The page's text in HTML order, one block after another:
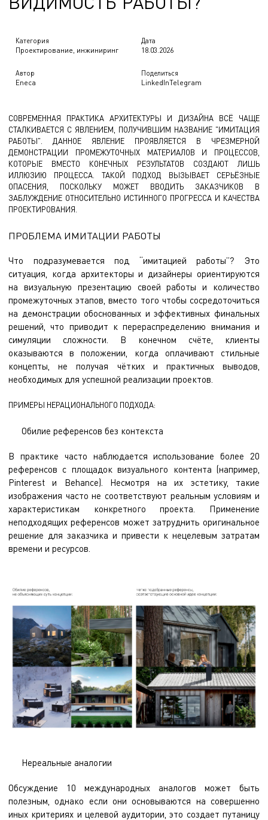
Категория
Проектирование, инжиниринг
Дата
18.03.2026
Автор
Eneca
Поделиться
LinkedInTelegram
СОВРЕМЕННАЯ ПРАКТИКА АРХИТЕКТУРЫ И ДИЗАЙНА ВСЁ ЧАЩЕ
СТАЛКИВАЕТСЯ С ЯВЛЕНИЕМ, ПОЛУЧИВШИМ НАЗВАНИЕ "ИМИТАЦИЯ
РАБОТЫ". ДАННОЕ ЯВЛЕНИЕ ПРОЯВЛЯЕТСЯ В ЧРЕЗМЕРНОЙ
ДЕМОНСТРАЦИИ ПРОМЕЖУТОЧНЫХ МАТЕРИАЛОВ И ПРОЦЕССОВ,
КОТОРЫЕ ВМЕСТО КОНЕЧНЫХ РЕЗУЛЬТАТОВ СОЗДАЮТ ЛИШЬ
ИЛЛЮЗИЮ ПРОЦЕССА. ТАКОЙ ПОДХОД ВЫЗЫВАЕТ СЕРЬЁЗНЫЕ
ОПАСЕНИЯ, ПОСКОЛЬКУ МОЖЕТ ВВОДИТЬ ЗАКАЗЧИКОВ В
ЗАБЛУЖДЕНИЕ ОТНОСИТЕЛЬНО ИСТИННОГО ПРОГРЕССА И КАЧЕСТВА
ПРОЕКТИРОВАНИЯ.
ПРОБЛЕМА ИМИТАЦИИ РАБОТЫ
Что подразумевается под “имитацией работы”? Это
ситуация, когда архитекторы и дизайнеры ориентируются
на визуальную презентацию своей работы и количество
промежуточных этапов, вместо того чтобы сосредоточиться
на демонстрации обоснованных и эффективных финальных
решений, что приводит к перераспределению внимания и
симуляции сложности. В конечном счёте, клиенты
оказываются в положении, когда оплачивают стильные
концепты, не получая чётких и практичных выводов,
необходимых для успешной реализации проектов.
ПРИМЕРЫ НЕРАЦИОНАЛЬНОГО ПОДХОДА:
Обилие референсов без контекста
В практике часто наблюдается использование более 20
референсов с площадок визуального контента (например,
Pinterest и Behance). Несмотря на их эстетику, такие
изображения часто не соответствуют реальным условиям и
характеристикам конкретного проекта. Применение
неподходящих референсов может затруднить оригинальное
решение для заказчика и привести к нецелевым затратам
времени и ресурсов.
Нереальные аналогии
Обсуждение 10 международных аналогов может быть
полезным, однако если они основываются на совершенно
иных критериях и целевой аудитории, это создает путаницу